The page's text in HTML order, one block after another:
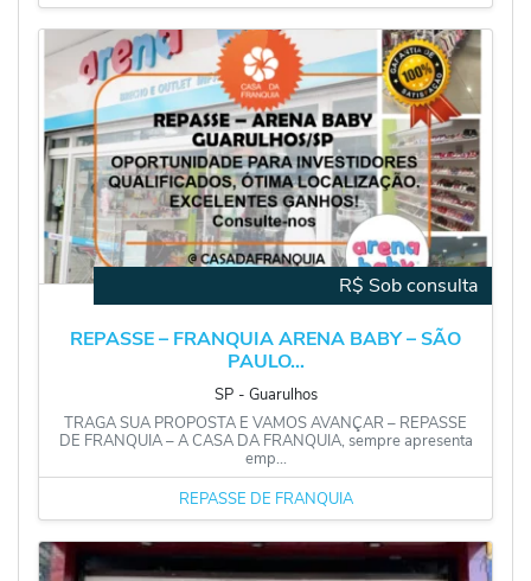
R$ Sob consulta
REPASSE – FRANQUIA ARENA BABY – SÃO
PAULO...
SP ‐ Guarulhos
TRAGA SUA PROPOSTA E VAMOS AVANÇAR – REPASSE
DE FRANQUIA – A CASA DA FRANQUIA, sempre apresenta
emp...
REPASSE DE FRANQUIA